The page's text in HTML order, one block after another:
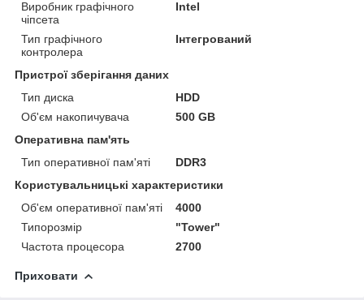
Виробник графічного
чіпсета
Intel
Тип графічного
контролера
Інтегрований
Пристрої зберігання даних
Тип диска
HDD
Об'єм накопичувача
500 GB
Оперативна пам'ять
Тип оперативної пам'яті
DDR3
Користувальницькі характеристики
Об'єм оперативної пам'яті
4000
Типорозмір
"Tower"
Частота процесора
2700
Приховати